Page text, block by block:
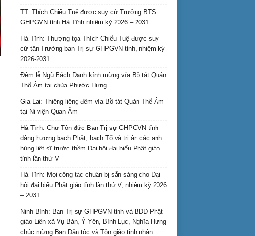
TT. Thích Chiếu Tuệ được suy cử Trưởng BTS
GHPGVN tỉnh Hà Tĩnh nhiệm kỳ 2026 – 2031
Hà Tĩnh: Thượng tọa Thích Chiếu Tuệ được suy
cử tân Trưởng ban Trị sự GHPGVN tỉnh, nhiệm kỳ
2026-2031
Đêm lễ Ngũ Bách Danh kính mừng vía Bồ tát Quán
Thế Âm tại chùa Phước Hưng
Gia Lai: Thiêng liêng đêm vía Bồ tát Quán Thế Âm
tại Ni viện Quan Âm
Hà Tĩnh: Chư Tôn đức Ban Trị sự GHPGVN tỉnh
dâng hương bạch Phật, bạch Tổ và tri ân các anh
hùng liệt sĩ trước thềm Đại hội đại biểu Phật giáo
tỉnh lần thứ V
Hà Tĩnh: Mọi công tác chuẩn bị sẵn sàng cho Đại
hội đại biểu Phật giáo tỉnh lần thứ V, nhiệm kỳ 2026
– 2031
Ninh Bình: Ban Trị sự GHPGVN tỉnh và BĐD Phật
giáo Liên xã Vụ Bản, Ý Yên, Bình Lục, Nghĩa Hưng
chúc mừng Ban Dân tộc và Tôn giáo tỉnh nhân